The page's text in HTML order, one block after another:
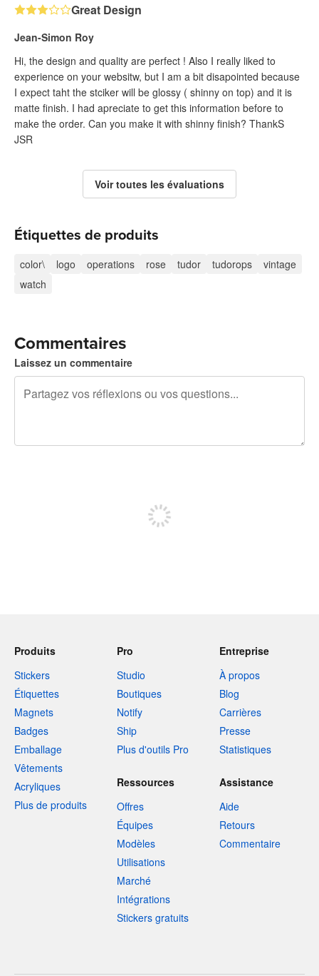
Great Design
Jean-Simon Roy
Hi, the design and quality are perfect ! Also I really liked to
experience on your websitw, but I am a bit disapointed because
I expect taht the stciker will be glossy ( shinny on top) and it is
matte finish. I had apreciate to get this information before to
make the order. Can you make it with shinny finish? ThankS
JSR
Voir toutes les évaluations
Étiquettes de produits
color\ logo operations rose tudor tudorops
vintage
watch
Commentaires
Laissez un commentaire
Produits
Stickers
Étiquettes
Magnets
Badges
Emballage
Vêtements
Acryliques
Plus de produits
Pro
Studio
Boutiques
Notify
Ship
Plus d'outils Pro
Entreprise
À propos
Blog
Carrières
Presse
Statistiques
Ressources
Offres
Équipes
Modèles
Utilisations
Marché
Intégrations
Stickers gratuits
Assistance
Aide
Retours
Commentaire